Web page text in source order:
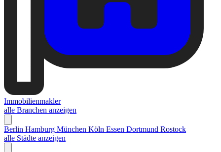
Immobilienmakler
alle Branchen anzeigen
Berlin Hamburg München Köln Essen Dortmund Rostock
alle Städte anzeigen